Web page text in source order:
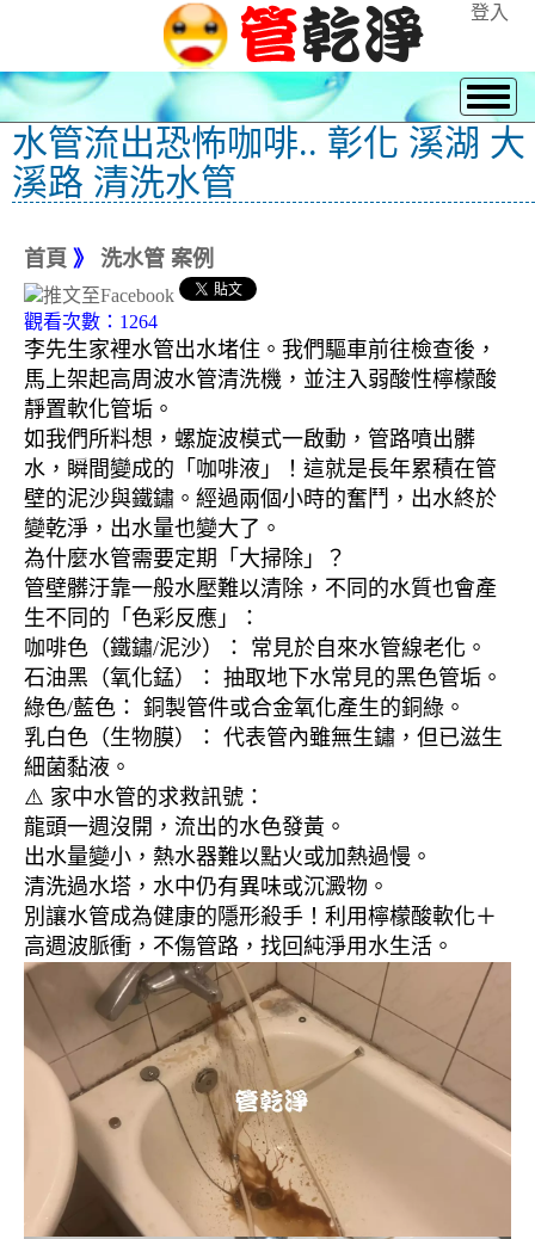
登入
水管流出恐怖咖啡.. 彰化 溪湖 大
溪路 清洗水管
首頁 》 洗水管 案例
觀看次數：1264
李先生家裡水管出水堵住。我們驅車前往檢查後，
馬上架起高周波水管清洗機，並注入弱酸性檸檬酸
靜置軟化管垢。
如我們所料想，螺旋波模式一啟動，管路噴出髒
水，瞬間變成的「咖啡液」！這就是長年累積在管
壁的泥沙與鐵鏽。經過兩個小時的奮鬥，出水終於
變乾淨，出水量也變大了。
為什麼水管需要定期「大掃除」？
管壁髒汙靠一般水壓難以清除，不同的水質也會產
生不同的「色彩反應」：
咖啡色（鐵鏽/泥沙）： 常見於自來水管線老化。
石油黑（氧化錳）： 抽取地下水常見的黑色管垢。
綠色/藍色： 銅製管件或合金氧化產生的銅綠。
乳白色（生物膜）： 代表管內雖無生鏽，但已滋生
細菌黏液。
⚠️ 家中水管的求救訊號：
龍頭一週沒開，流出的水色發黃。
出水量變小，熱水器難以點火或加熱過慢。
清洗過水塔，水中仍有異味或沉澱物。
別讓水管成為健康的隱形殺手！利用檸檬酸軟化＋
高週波脈衝，不傷管路，找回純淨用水生活。